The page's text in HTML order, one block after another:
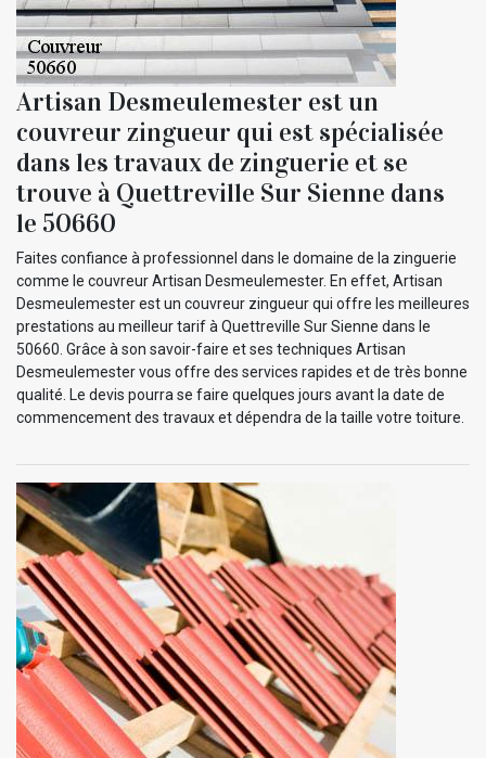
Artisan Desmeulemester est un
couvreur zingueur qui est spécialisée
dans les travaux de zinguerie et se
trouve à Quettreville Sur Sienne dans
le 50660
Faites confiance à professionnel dans le domaine de la zinguerie
comme le couvreur Artisan Desmeulemester. En effet, Artisan
Desmeulemester est un couvreur zingueur qui offre les meilleures
prestations au meilleur tarif à Quettreville Sur Sienne dans le
50660. Grâce à son savoir-faire et ses techniques Artisan
Desmeulemester vous offre des services rapides et de très bonne
qualité. Le devis pourra se faire quelques jours avant la date de
commencement des travaux et dépendra de la taille votre toiture.